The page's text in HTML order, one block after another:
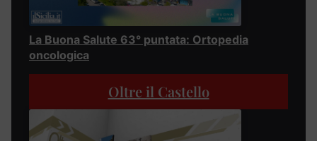
La Buona Salute 63° puntata: Ortopedia
oncologica
Oltre il Castello